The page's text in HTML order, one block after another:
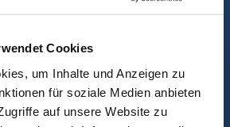
Cookies
um Inhalte und Anzeigen zu
für soziale Medien anbieten
auf unsere Website zu
mehr über
für Ihre